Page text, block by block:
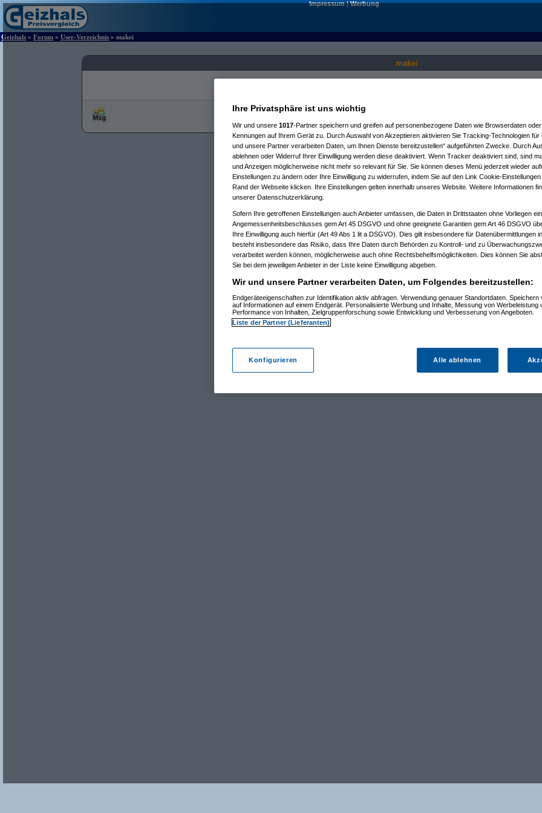
Impressum|Werbung
Geizhals » Forum » User-Verzeichnis » makei
makei
Ihre Privatsphäre ist uns wichtig
Wir und unsere 1017-Partner speichern und greifen auf personenbezogene Daten wie Browserdaten
Kennungen auf Ihrem Gerät zu. Durch Auswahl von Akzeptieren aktivieren Sie Tracking-Technologien für
und unsere Partner verarbeiten Daten, um Ihnen Dienste bereitzustellen“ aufgeführten Zwecke. Durch
ablehnen oder Widerruf Ihrer Einwilligung werden diese deaktiviert. Wenn Tracker deaktiviert sind, sind
und Anzeigen möglicherweise nicht mehr so relevant für Sie. Sie können dieses Menü jederzeit wieder
Einstellungen zu ändern oder Ihre Einwilligung zu widerrufen, indem Sie auf den Link Cookie-
Rand der Webseite klicken. Ihre Einstellungen gelten innerhalb unseres Website. Weitere Informationen
unserer Datenschutzerklärung.
Sofern Ihre getroffenen Einstellungen auch Anbieter umfassen, die Daten in Drittstaaten ohne Vorliegen
Angemessenheitsbeschlusses gem Art 45 DSGVO und ohne geeignete Garantien gem Art 46 DSGVO
Ihre Einwilligung auch hierfür (Art 49 Abs 1 lit a DSGVO). Dies gilt insbesondere für Datenübermittlungen
besteht insbesondere das Risiko, dass Ihre Daten durch Behörden zu Kontroll- und zu
verarbeitet werden können, möglicherweise auch ohne Rechtsbehelfsmöglichkeiten. Dies können Sie
Sie bei dem jeweiligen Anbieter in der Liste keine Einwilligung abgeben.
Wir und unsere Partner verarbeiten Daten, um Folgendes bereitzustellen:
Endgeräteeigenschaften zur Identifikation aktiv abfragen. Verwendung genauer Standortdaten. Speichern
auf Informationen auf einem Endgerät. Personalisierte Werbung und Inhalte, Messung von Werbeleistung
Performance von Inhalten, Zielgruppenforschung sowie Entwicklung und Verbesserung von Angeboten.
Liste der Partner (Lieferanten)
Konfigurieren Alle ablehnen